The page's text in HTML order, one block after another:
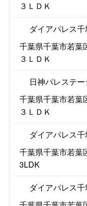
３ＬＤＫ
ダイアパレス千
千葉県千葉市若葉
３ＬＤＫ
日神パレステ
千葉県千葉市若葉
３ＬＤＫ
ダイアパレス千
千葉県千葉市若葉
3LDK
ダイアパレス